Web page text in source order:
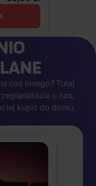
coś innego? Tutaj
u nas,
kupić do domu.